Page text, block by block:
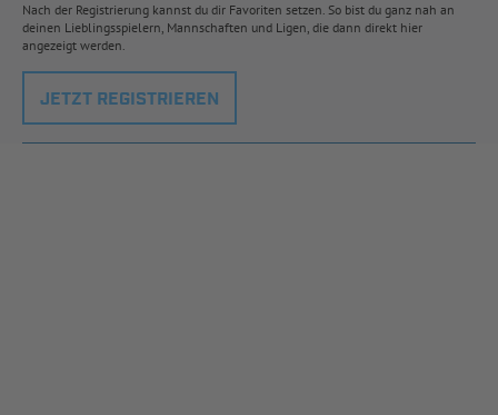
Nach der Registrierung kannst du dir Favoriten setzen. So bist du ganz nah an
deinen Lieblingsspielern, Mannschaften und Ligen, die dann direkt hier
angezeigt werden.
JETZT REGISTRIEREN